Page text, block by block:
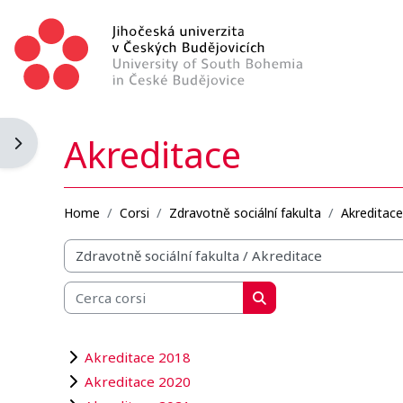
Apri il cassetto del blocco
Akreditace
Home Corsi Zdravotně sociální fakulta Akreditace
Categorie di corso
Cerca corsi
Cerca corsi
Akreditace 2018
Akreditace 2020